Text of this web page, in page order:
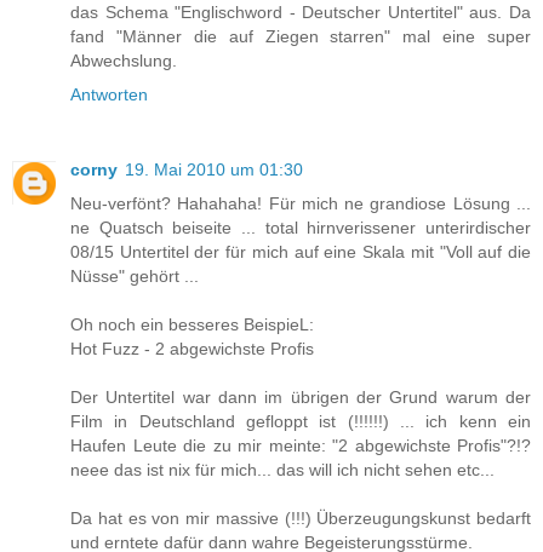
das Schema "Englischword - Deutscher Untertitel" aus. Da
fand "Männer die auf Ziegen starren" mal eine super
Abwechslung.
Antworten
corny 19. Mai 2010 um 01:30
Neu-verfönt? Hahahaha! Für mich ne grandiose Lösung ...
ne Quatsch beiseite ... total hirnverissener unterirdischer
08/15 Untertitel der für mich auf eine Skala mit "Voll auf die
Nüsse" gehört ...
Oh noch ein besseres BeispieL:
Hot Fuzz - 2 abgewichste Profis
Der Untertitel war dann im übrigen der Grund warum der
Film in Deutschland gefloppt ist (!!!!!!) ... ich kenn ein
Haufen Leute die zu mir meinte: "2 abgewichste Profis"?!?
neee das ist nix für mich... das will ich nicht sehen etc...
Da hat es von mir massive (!!!) Überzeugungskunst bedarft
und erntete dafür dann wahre Begeisterungsstürme.